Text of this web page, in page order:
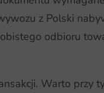
z Polski
odbioru
Warto przy